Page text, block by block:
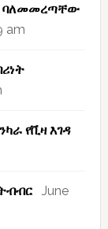
ባለመመረጣቸው
am
የቪዛ እገዳ
June